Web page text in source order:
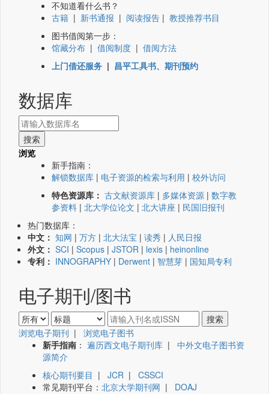
不知道看什么书？
古籍 | 新书通报 | 阅读报告 | 教授推荐书目
图书借阅第一步：
馆藏分布 | 借阅制度 | 借阅方法
上门借还服务 | 昌平工具书、期刊预约
数据库
浏览
新手指南：
解锁数据库 | 电子资源的检索与利用 | 校外访问
特色资源库： 古文献资源库 | 多媒体资源 | 数字教
参资料 | 北大学位论文 | 北大讲座 | 民国旧报刊
热门数据库：
中文： 知网 | 万方 | 北大法宝 | 读秀 | 人民日报
外文： SCI | Scopus | JSTOR | lexis | heinonline
专利： INNOGRAPHY | Derwent | 智慧芽 | 国知局专利
电子期刊/图书
浏览电子期刊 | 浏览电子图书
新手指南 ： 遍历西文电子期刊库 | 中外文电子图书资
源简介
核心期刊要目 | JCR | CSSCI
常见期刊平台： 北京大学期刊网 | DOAJ